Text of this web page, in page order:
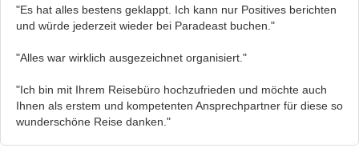
"Es hat alles bestens geklappt. Ich kann nur Positives berichten
und würde jederzeit wieder bei Paradeast buchen."
"Alles war wirklich ausgezeichnet organisiert."
"Ich bin mit Ihrem Reisebüro hochzufrieden und möchte auch
Ihnen als erstem und kompetenten Ansprechpartner für diese so
wunderschöne Reise danken."